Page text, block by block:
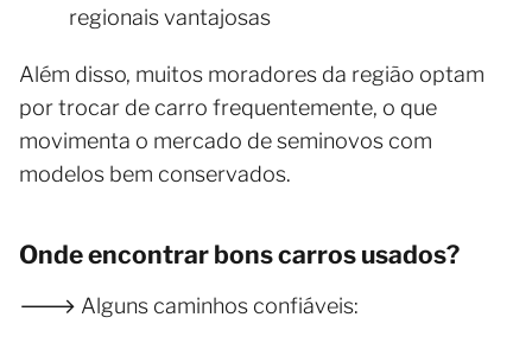
regionais vantajosas
Além disso, muitos moradores da região optam
por trocar de carro frequentemente, o que
movimenta o mercado de seminovos com
modelos bem conservados.
Onde encontrar bons carros usados?
🡒 Alguns caminhos confiáveis: